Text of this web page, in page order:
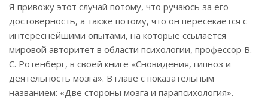
Я привожу этот случай потому, что ручаюсь за его
достоверность, а также потому, что он пересекается с
интереснейшими опытами, на которые ссылается
мировой авторитет в области психологии, профессор В.
С. Ротенберг, в своей книге «Сновидения, гипноз и
деятельность мозга». В главе с показательным
названием: «Две стороны мозга и парапсихология».